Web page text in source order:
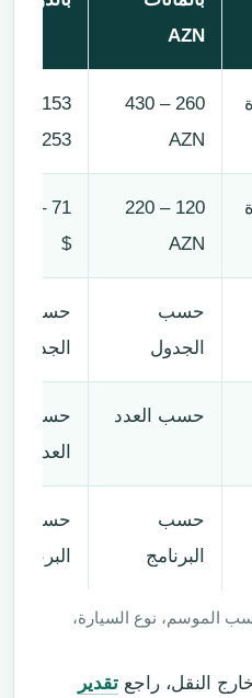
AZN
260 – 430
AZN
253 $
120 – 220
AZN
$
حسب
الجدول
حسب
الجدول
حسب العدد
حسب
العدد
حسب
البرنامج
حسب
البرنامج
الموسم، نوع السيارة،
النقل، راجع تقدير